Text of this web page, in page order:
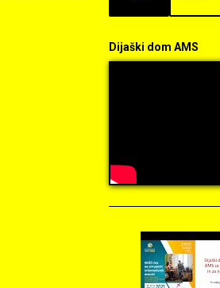
Dijaški dom AMS